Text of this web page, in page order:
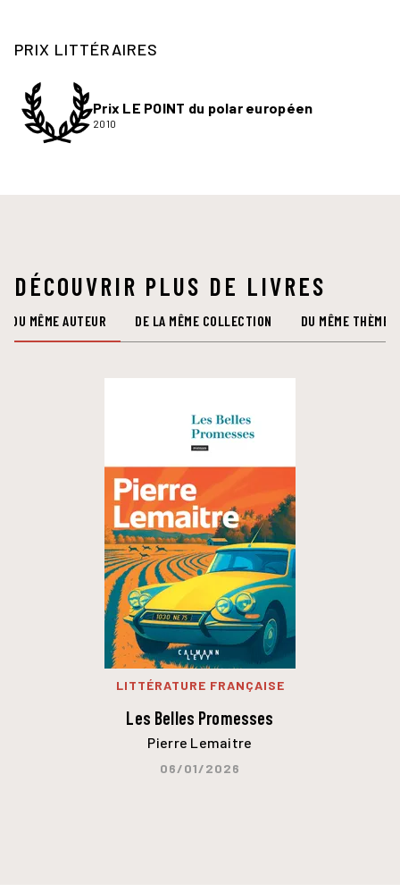
PRIX LITTÉRAIRES
Prix LE POINT du polar européen
2010
DÉCOUVRIR PLUS DE LIVRES
DU MÊME AUTEUR DE LA MÊME COLLECTION DU MÊME THÈME
LITTÉRATURE FRANÇAISE
Les Belles Promesses
Pierre Lemaitre
06/01/2026